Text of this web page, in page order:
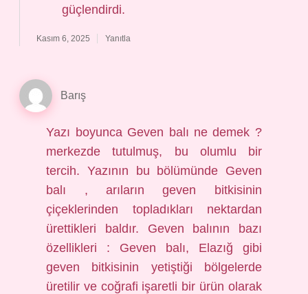
güçlendirdi.
Kasım 6, 2025 Yanıtla
Barış
Yazı boyunca Geven balı ne demek ?
merkezde tutulmuş, bu olumlu bir
tercih. Yazının bu bölümünde Geven
balı , arıların geven bitkisinin
çiçeklerinden topladıkları nektardan
ürettikleri baldır. Geven balının bazı
özellikleri : Geven balı, Elazığ gibi
geven bitkisinin yetiştiği bölgelerde
üretilir ve coğrafi işaretli bir ürün olarak